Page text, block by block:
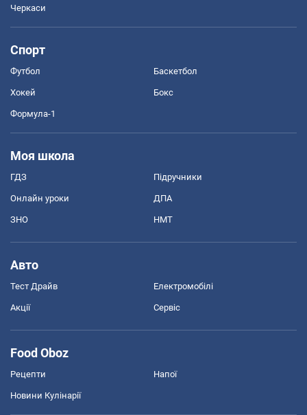
Черкаси
Спорт
Футбол Баскетбол
Хокей Бокс
Формула-1
Моя школа
ГДЗ Підручники
Онлайн уроки ДПА
ЗНО НМТ
Авто
Тест Драйв Електромобілі
Акції Сервіс
Food Oboz
Рецепти Напої
Новини Кулінарії